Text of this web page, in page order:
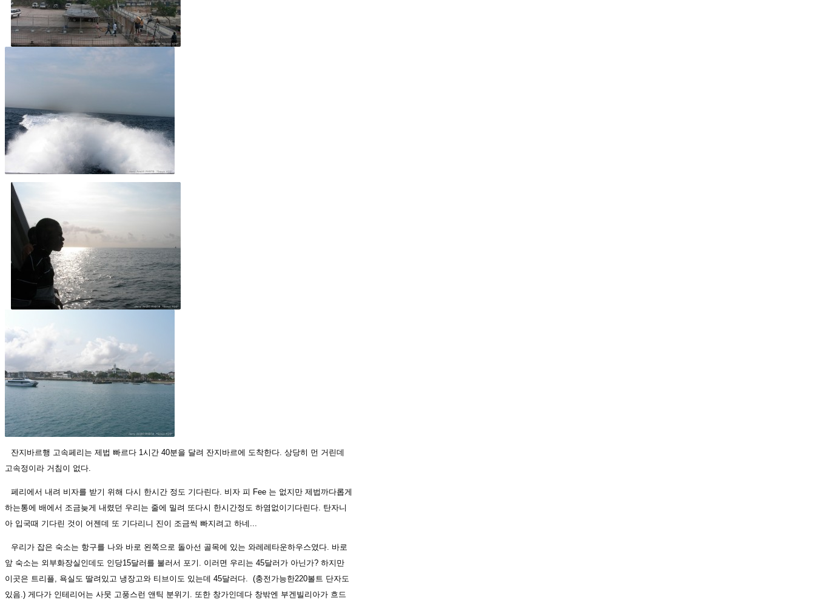
잔지바르행 고속페리는 제법 빠르다 1시간 40분을 달려 잔지바르에 도착한다. 상당히 먼 거린데
고속정이라 거침이 없다.
페리에서 내려 비자를 받기 위해 다시 한시간 정도 기다린다. 비자 피 Fee 는 없지만 제법까다롭게
하는통에 배에서 조금늦게 내렸던 우리는 줄에 밀려 또다시 한시간정도 하염없이기다린다. 탄자니
아 입국때 기다린 것이 어젠데 또 기다리니 진이 조금씩 빠지려고 하네...
우리가 잡은 숙소는 항구를 나와 바로 왼쪽으로 돌아선 골목에 있는 와레레타운하우스였다. 바로
앞 숙소는 외부화장실인데도 인당15달러를 불러서 포기. 이러면 우리는 45달러가 아닌가? 하지만
이곳은 트리플, 욕실도 딸려있고 냉장고와 티브이도 있는데 45달러다. (충전가능한220볼트 단자도
있음.) 게다가 인테리어는 사뭇 고풍스런 앤틱 분위기. 또한 창가인데다 창밖엔 부겐빌리아가 흐드